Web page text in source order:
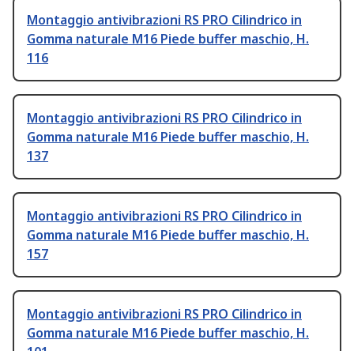
Montaggio antivibrazioni RS PRO Cilindrico in
Gomma naturale M16 Piede buffer maschio, H.
116
Montaggio antivibrazioni RS PRO Cilindrico in
Gomma naturale M16 Piede buffer maschio, H.
137
Montaggio antivibrazioni RS PRO Cilindrico in
Gomma naturale M16 Piede buffer maschio, H.
157
Montaggio antivibrazioni RS PRO Cilindrico in
Gomma naturale M16 Piede buffer maschio, H.